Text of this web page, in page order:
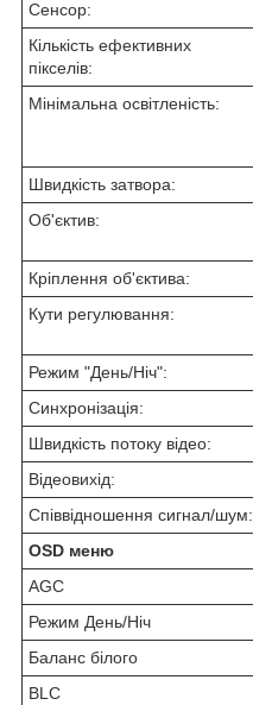
Сенсор:
Кількість ефективних
пікселів:
Мінімальна освітленість:
Швидкість затвора:
Об'єктив:
Кріплення об'єктива:
Кути регулювання:
Режим "День/Ніч":
Синхронізація:
Швидкість потоку відео:
Відеовихід:
Співвідношення сигнал/шум:
OSD меню
AGC
Режим День/Ніч
Баланс білого
BLC